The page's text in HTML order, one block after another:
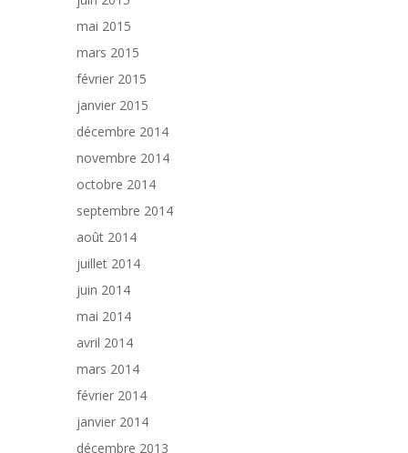
mai 2015
mars 2015
février 2015
janvier 2015
décembre 2014
novembre 2014
octobre 2014
septembre 2014
août 2014
juillet 2014
juin 2014
mai 2014
avril 2014
mars 2014
février 2014
janvier 2014
décembre 2013